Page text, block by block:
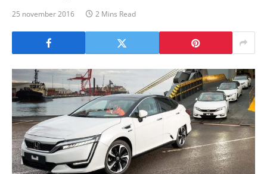
25 november 2016 2 Mins Read